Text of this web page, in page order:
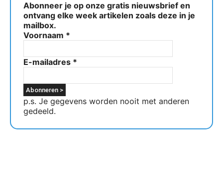
Abonneer je op onze gratis nieuwsbrief en
ontvang elke week artikelen zoals deze in je
mailbox.
Voornaam *
E-mailadres *
p.s. Je gegevens worden nooit met anderen
gedeeld.